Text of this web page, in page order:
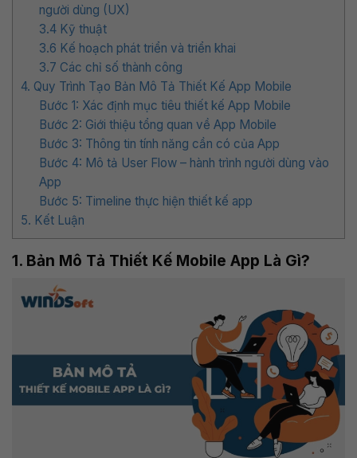
người dùng (UX)
3.4 Kỹ thuật
3.6 Kế hoạch phát triển và triển khai
3.7 Các chỉ số thành công
4. Quy Trình Tạo Bản Mô Tả Thiết Kế App Mobile
Bước 1: Xác định mục tiêu thiết kế App Mobile
Bước 2: Giới thiệu tổng quan về App Mobile
Bước 3: Thông tin tính năng cần có của App
Bước 4: Mô tả User Flow – hành trình người dùng vào
App
Bước 5: Timeline thực hiện thiết kế app
5. Kết Luận
1. Bản Mô Tả Thiết Kế Mobile App Là Gì?